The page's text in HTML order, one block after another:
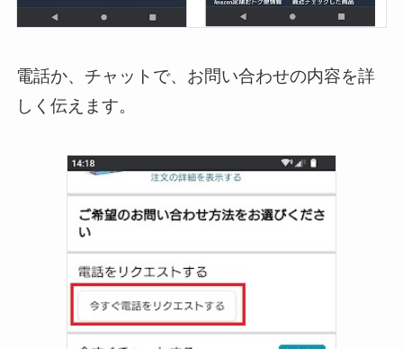
電話か、チャットで、お問い合わせの内容を詳
しく伝えます。